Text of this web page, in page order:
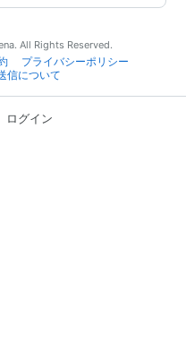
All Rights Reserved.
プライバシーポリシー
信について
ログイン